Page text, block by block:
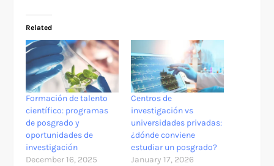
Related
Formación de talento
científico: programas
de posgrado y
oportunidades de
investigación
December 16, 2025
Centros de
investigación vs
universidades privadas:
¿dónde conviene
estudiar un posgrado?
January 17, 2026